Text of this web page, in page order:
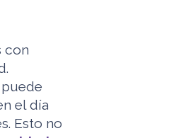
con
puede
el día
Esto no